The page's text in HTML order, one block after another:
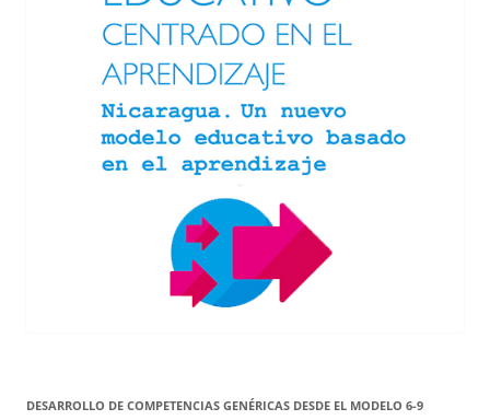
DESARROLLO DE COMPETENCIAS GENÉRICAS DESDE EL MODELO 6-9